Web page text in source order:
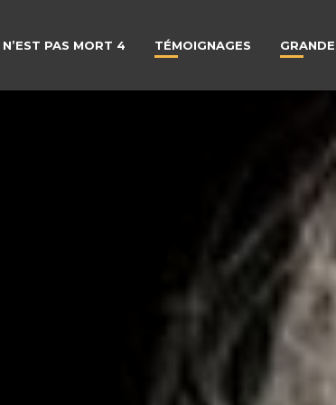
PAS MORT 4 TÉMOIGNAGES